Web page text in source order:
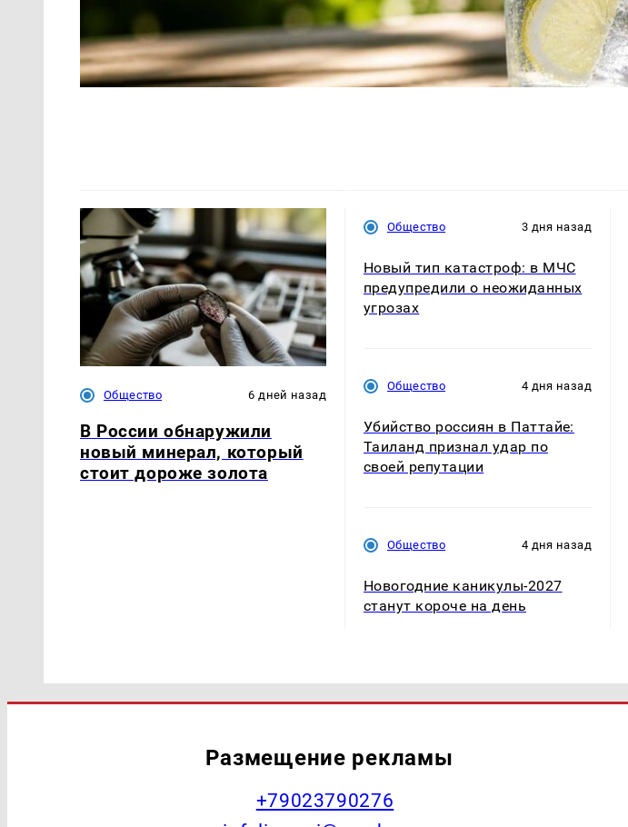
Общество 6 дней назад
В России обнаружили
новый минерал, который
стоит дороже золота
Общество 3 дня назад
Новый тип катастроф: в МЧС
предупредили о неожиданных
угрозах
Общество 4 дня назад
Убийство россиян в Паттайе:
Таиланд признал удар по
своей репутации
Общество 4 дня назад
Новогодние каникулы-2027
станут короче на день
Размещение рекламы
+79023790276